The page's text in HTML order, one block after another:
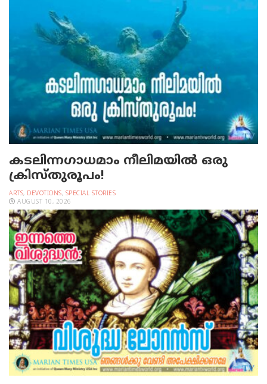
കടലിന്നഗാധമാം നീലിമയില്‍ ഒരു
ക്രിസ്തുരൂപം!
ARTS, DEVOTIONS, SPECIAL STORIES
AUGUST 10, 2026